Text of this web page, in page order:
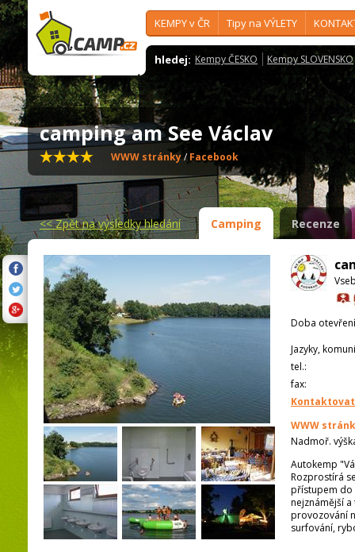
KEMPY v ČR Tipy na VÝLETY
hledej: Kempy ČESKO Kempy SLOVENSKO
camping am See Václav
WWW stránky/Facebook
<<Zpět na výsledky hledání Camping Recenze
Doba
Jazyky,
tel.:
fax:
WWW
Nadmoř.
Autokemp
Rozprostírá
přístupem do
nejznámější
provozování
surfování,